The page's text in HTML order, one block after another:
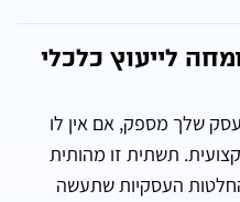
לייעוץ כלכלי
שלך מספק, אם אין לו
תשתית זו מהותית
העסקיות שתעשה